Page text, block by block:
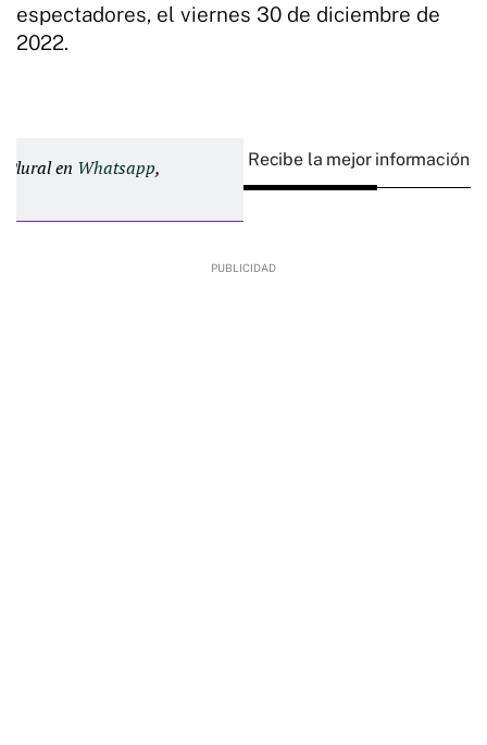
espectadores, el viernes 30 de diciembre de
2022.
Plural en Whatsapp, Recibe la mejor información